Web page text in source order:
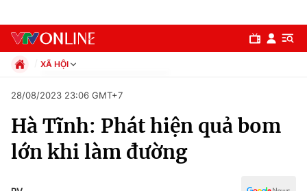
Chuyên mục
Chính trị
XÃ HỘI
Xã hội
Pháp luật
Thể thao
28/08/2023 23:06 GMT+7
Hà Tĩnh: Phát hiện quả bom
lớn khi làm đường